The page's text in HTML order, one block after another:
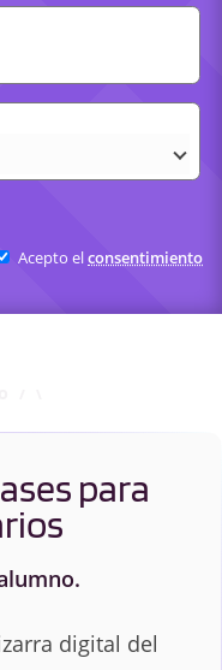
Acepto elconsentimiento
para
digital del